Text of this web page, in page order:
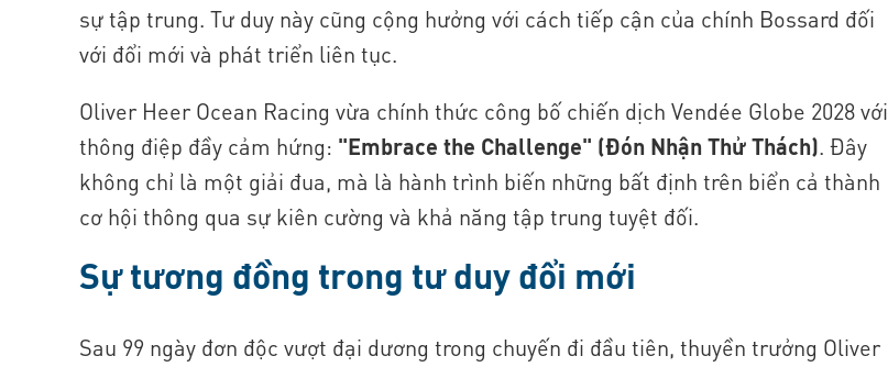
sự tập trung. Tư duy này cũng cộng hưởng với cách tiếp cận của chính Bossard đối
với đổi mới và phát triển liên tục.
Oliver Heer Ocean Racing vừa chính thức công bố chiến dịch Vendée Globe 2028 với
thông điệp đầy cảm hứng: "Embrace the Challenge" (Đón Nhận Thử Thách). Đây
không chỉ là một giải đua, mà là hành trình biến những bất định trên biển cả thành
cơ hội thông qua sự kiên cường và khả năng tập trung tuyệt đối.
Sự tương đồng trong tư duy đổi mới
Sau 99 ngày đơn độc vượt đại dương trong chuyến đi đầu tiên, thuyền trưởng Oliver